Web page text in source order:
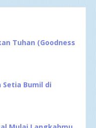
Tuhan (Goodness
Setia Bumil di